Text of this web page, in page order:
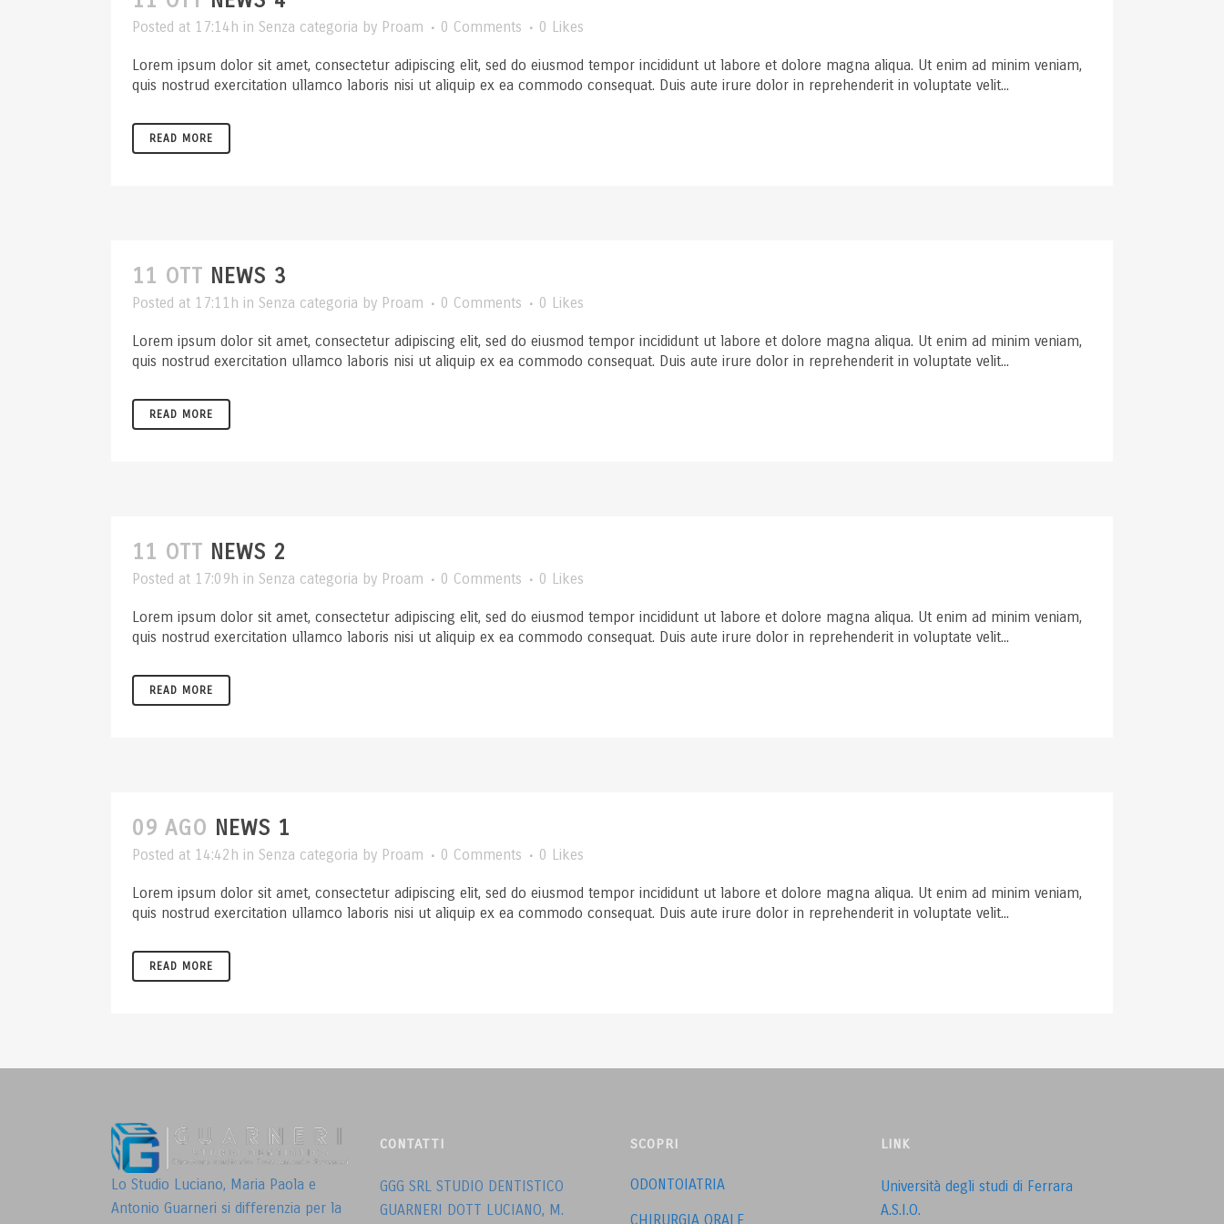
Posted at 17:14h in Senza categoria by Proam 0 Comments 0 Likes
Lorem ipsum dolor sit amet, consectetur adipiscing elit, sed do eiusmod tempor incididunt ut labore et dolore magna aliqua. Ut enim ad minim veniam,
quis nostrud exercitation ullamco laboris nisi ut aliquip ex ea commodo consequat. Duis aute irure dolor in reprehenderit in voluptate velit...
READ MORE
11 OTT NEWS 3
Posted at 17:11h in Senza categoria by Proam 0 Comments 0 Likes
Lorem ipsum dolor sit amet, consectetur adipiscing elit, sed do eiusmod tempor incididunt ut labore et dolore magna aliqua. Ut enim ad minim veniam,
quis nostrud exercitation ullamco laboris nisi ut aliquip ex ea commodo consequat. Duis aute irure dolor in reprehenderit in voluptate velit...
READ MORE
11 OTT NEWS 2
Posted at 17:09h in Senza categoria by Proam 0 Comments 0 Likes
Lorem ipsum dolor sit amet, consectetur adipiscing elit, sed do eiusmod tempor incididunt ut labore et dolore magna aliqua. Ut enim ad minim veniam,
quis nostrud exercitation ullamco laboris nisi ut aliquip ex ea commodo consequat. Duis aute irure dolor in reprehenderit in voluptate velit...
READ MORE
09 AGO NEWS 1
Posted at 14:42h in Senza categoria by Proam 0 Comments 0 Likes
Lorem ipsum dolor sit amet, consectetur adipiscing elit, sed do eiusmod tempor incididunt ut labore et dolore magna aliqua. Ut enim ad minim veniam,
quis nostrud exercitation ullamco laboris nisi ut aliquip ex ea commodo consequat. Duis aute irure dolor in reprehenderit in voluptate velit...
READ MORE
Lo Studio Luciano, Maria Paola e
Antonio Guarneri si differenzia per la
CONTATTI
GGG SRL STUDIO DENTISTICO
GUARNERI DOTT LUCIANO, M.
SCOPRI
ODONTOIATRIA
CHIRURGIA ORALE
LINK
Università degli studi di Ferrara
A.S.I.O.